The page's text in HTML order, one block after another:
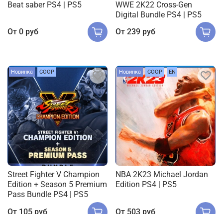
Beat saber PS4 | PS5
От 0 руб
WWE 2K22 Cross-Gen
Digital Bundle PS4 | PS5
От 239 руб
Новинка COOP
Street Fighter V Champion
Edition + Season 5 Premium
Pass Bundle PS4 | PS5
От 105 руб
Новинка COOP EN
NBA 2K23 Michael Jordan
Edition PS4 | PS5
От 503 руб